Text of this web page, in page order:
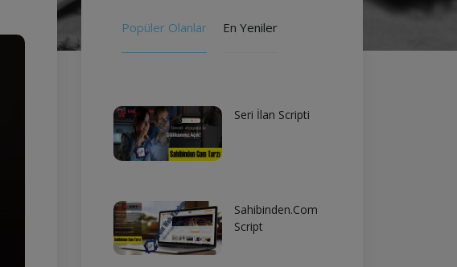
Popüler Olanlar En Yeniler
Seri İlan Scripti
Sahibinden.Com
Script